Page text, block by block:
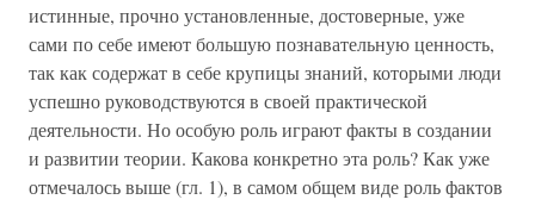
истинные, прочно установленные, достоверные, уже
сами по себе имеют большую познавательную ценность,
так как содержат в себе крупицы знаний, которыми люди
успешно руководствуются в своей практической
деятельности. Но особую роль играют факты в создании
и развитии теории. Какова конкретно эта роль? Как уже
отмечалось выше (гл. 1), в самом общем виде роль фактов